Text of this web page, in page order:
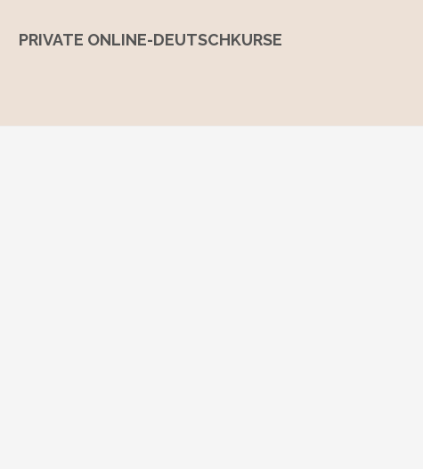
PRIVATE ONLINE-DEUTSCHKURSE